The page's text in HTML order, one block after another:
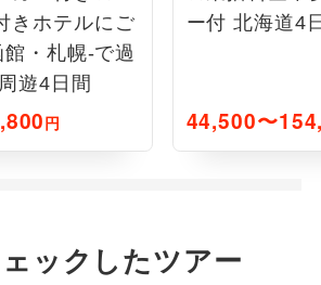
きホテルにご
・札幌-で過
遊4日間
円
ー付 北海道4
44,500〜
ックしたツアー